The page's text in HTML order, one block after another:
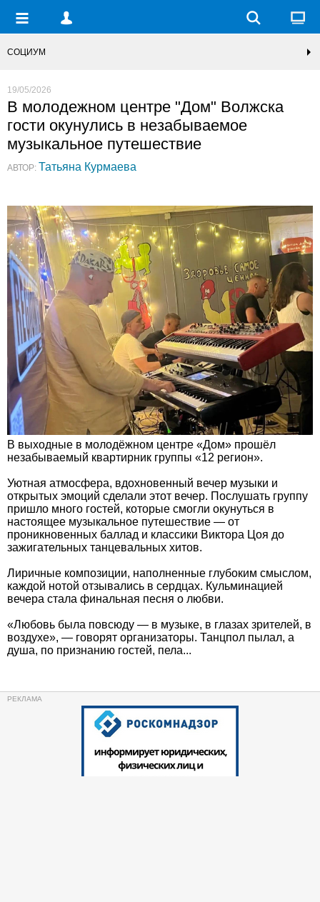
СОЦИУМ
19/05/2026
В молодежном центре "Дом" Волжска
гости окунулись в незабываемое
музыкальное путешествие
АВТОР: Татьяна Курмаева
В выходные в молодёжном центре «Дом» прошёл
незабываемый квартирник группы «12 регион».
Уютная атмосфера, вдохновенный вечер музыки и
открытых эмоций сделали этот вечер. Послушать группу
пришло много гостей, которые смогли окунуться в
настоящее музыкальное путешествие — от
проникновенных баллад и классики Виктора Цоя до
зажигательных танцевальных хитов.
Лиричные композиции, наполненные глубоким смыслом,
каждой нотой отзывались в сердцах. Кульминацией
вечера стала финальная песня о любви.
«Любовь была повсюду — в музыке, в глазах зрителей, в
воздухе», — говорят организаторы. Танцпол пылал, а
душа, по признанию гостей, пела...